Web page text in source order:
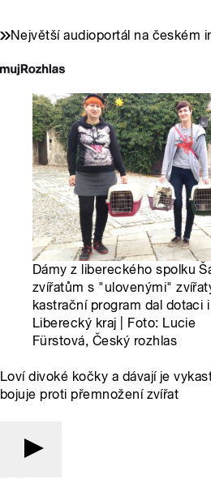
Největší audioportál na českém
Dámy z libereckého spolku
zvířatům s "ulovenými"
kastrační program dal dotaci i
Liberecký kraj | Foto: Lucie
Fürstová, Český rozhlas
Loví divoké kočky a dávají je
bojuje proti přemnožení zvířat